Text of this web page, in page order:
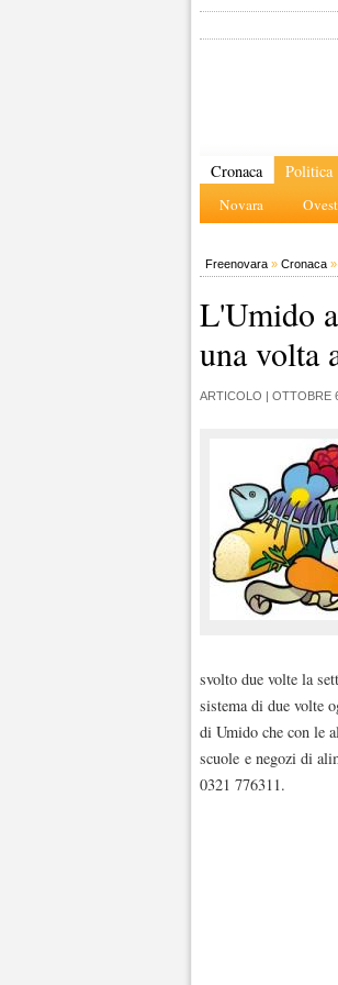
Cronaca Politica
Novara
Freenovara » Cronaca »
L'Umido
una volta
ARTICOLO | OTTOBRE
svolto due volte la
sistema di due volte
di Umido che con le
scuole e negozi di
0321 776311.